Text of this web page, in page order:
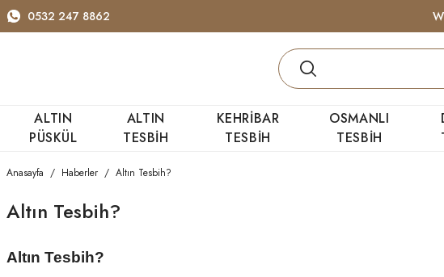
0532 247 8862
ALTIN
PÜSKÜL
ALTIN
TESBİH
KEHRİBAR
TESBİH
OSMANLI
TESBİH
Anasayfa Haberler Altın Tesbih?
Altın Tesbih?
Altın Tesbih?